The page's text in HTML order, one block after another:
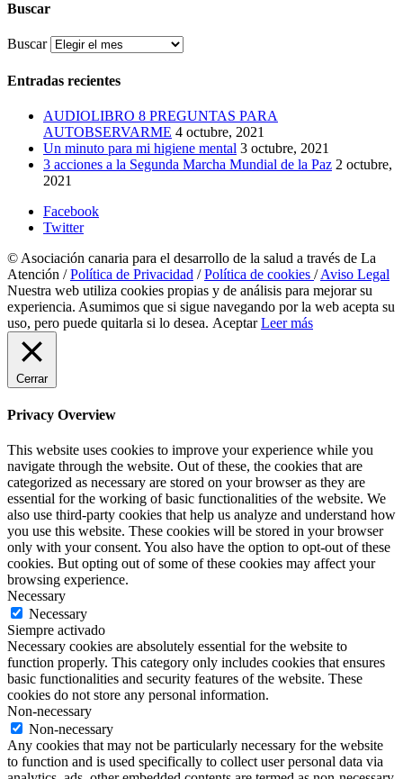
Buscar
Buscar
Entradas recientes
AUDIOLIBRO 8 PREGUNTAS PARA
AUTOBSERVARME 4 octubre, 2021
Un minuto para mi higiene mental 3 octubre, 2021
3 acciones a la Segunda Marcha Mundial de la Paz 2 octubre,
2021
Facebook
Twitter
© Asociación canaria para el desarrollo de la salud a través de La
Atención /Política de Privacidad /Política de cookies /Aviso Legal
Nuestra web utiliza cookies propias y de análisis para mejorar su
experiencia. Asumimos que si sigue navegando por la web acepta su
uso, pero puede quitarla si lo desea. Aceptar Leer más
Cerrar
Privacy Overview
This website uses cookies to improve your experience while you
navigate through the website. Out of these, the cookies that are
categorized as necessary are stored on your browser as they are
essential for the working of basic functionalities of the website. We
also use third-party cookies that help us analyze and understand how
you use this website. These cookies will be stored in your browser
only with your consent. You also have the option to opt-out of these
cookies. But opting out of some of these cookies may affect your
browsing experience.
Necessary
Necessary
Siempre activado
Necessary cookies are absolutely essential for the website to
function properly. This category only includes cookies that ensures
basic functionalities and security features of the website. These
cookies do not store any personal information.
Non-necessary
Non-necessary
Any cookies that may not be particularly necessary for the website
to function and is used specifically to collect user personal data via